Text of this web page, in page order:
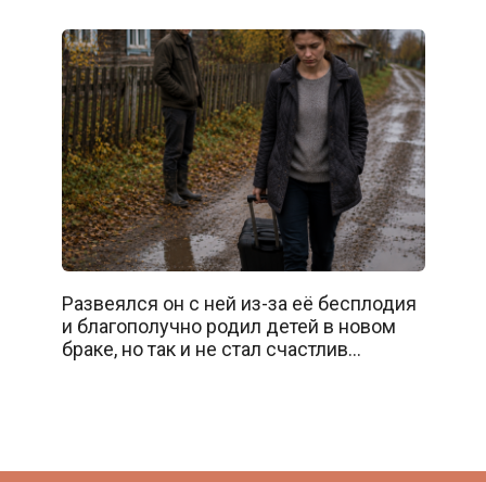
Развеялся он с ней из-за её бесплодия
и благополучно родил детей в новом
браке, но так и не стал счастлив…